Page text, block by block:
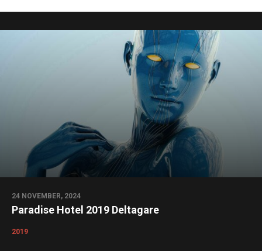
24 NOVEMBER, 2024
Paradise Hotel 2019 Deltagare
2019